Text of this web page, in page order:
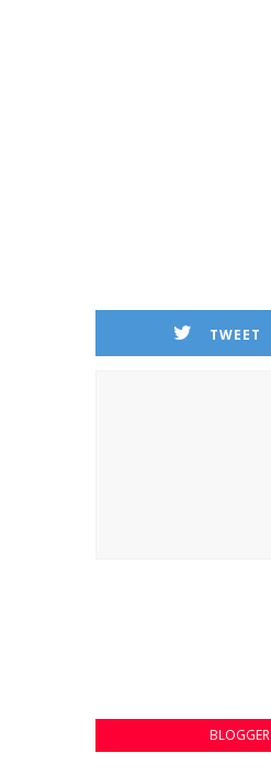
TWEET
BLOGGER